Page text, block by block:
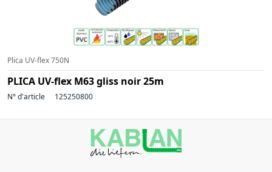
Plica UV-flex 750N
PLICA UV-flex M63 gliss noir 25m
N° d'article 125250800